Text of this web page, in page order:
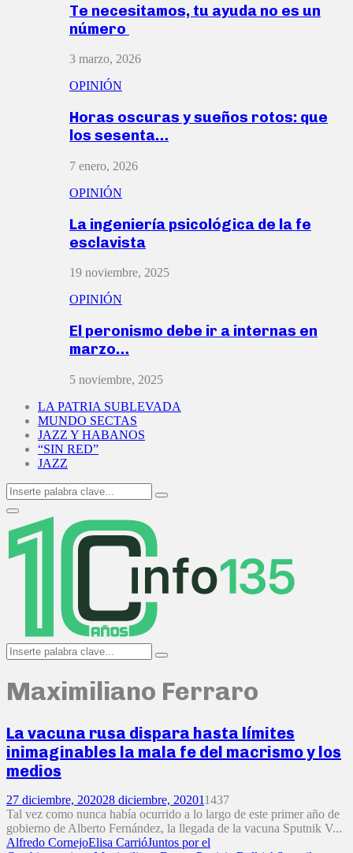
Te necesitamos, tu ayuda no es un
número
3 marzo, 2026
OPINIÓN
Horas oscuras y sueños rotos: que
los sesenta…
7 enero, 2026
OPINIÓN
La ingeniería psicológica de la fe
esclavista
19 noviembre, 2025
OPINIÓN
El peronismo debe ir a internas en
marzo…
5 noviembre, 2025
LA PATRIA SUBLEVADA
MUNDO SECTAS
JAZZ Y HABANOS
“SIN RED”
JAZZ
Search
for:
Search
Primary
Menu
Search
for:
Search
Maximiliano Ferraro
La vacuna rusa dispara hasta límites
inimaginables la mala fe del macrismo y los
medios
27 diciembre, 202028 diciembre, 202011437
Tal vez como nunca había ocurrido a lo largo de este primer año de
gobierno de Alberto Fernández, la llegada de la vacuna Sputnik V...
Alfredo CornejoElisa CarrióJuntos por el